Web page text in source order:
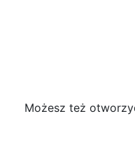
Możesz też